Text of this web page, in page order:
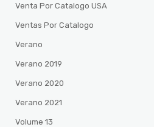
Venta Por Catalogo USA
Ventas Por Catalogo
Verano
Verano 2019
Verano 2020
Verano 2021
Volume 13